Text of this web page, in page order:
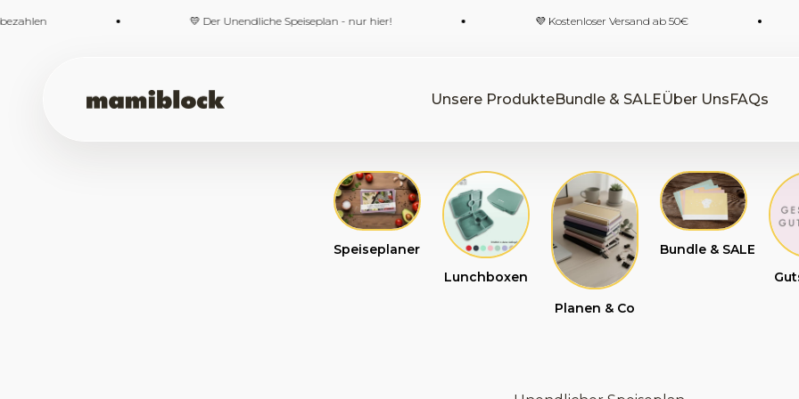
💛 Der Unendliche Speiseplan - nur hier! 💜 Kostenloser Versand ab 50€ 🩶
Unsere ProdukteBundle & SALEÜber UnsFAQs
mamiblock-Shop
Speiseplaner
Lunchboxen
Planen & Co
Bundle & SALE